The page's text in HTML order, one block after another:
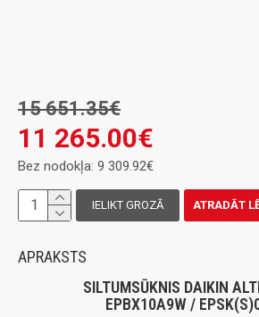
11 265.00€
15 651.35€
Bez nodokļa: 9 309.92€
IELIKT GROZĀ ATRADĀT
APRAKSTS
SILTUMSŪKNIS DAIKIN
EPBX10A9W /